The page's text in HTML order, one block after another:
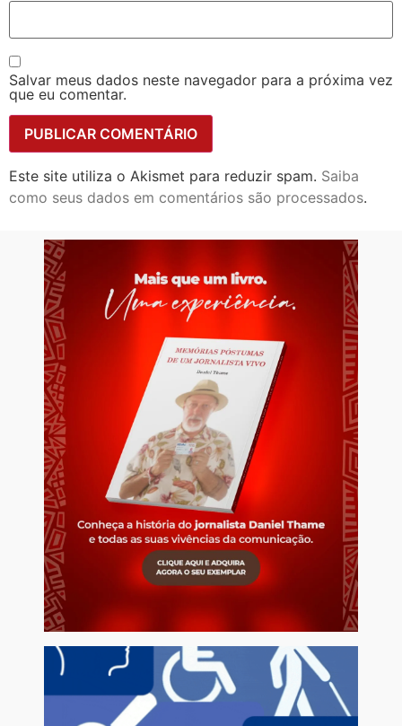
Salvar meus dados neste navegador para a próxima vez
que eu comentar.
Este site utiliza o Akismet para reduzir spam. Saiba
como seus dados em comentários são processados.